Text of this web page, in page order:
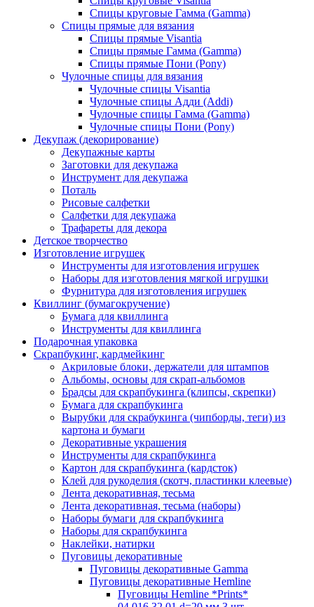
Спицы круговые Гамма (Gamma)
Спицы прямые для вязания
Спицы прямые Visantia
Спицы прямые Гамма (Gamma)
Спицы прямые Пони (Pony)
Чулочные спицы для вязания
Чулочные спицы Visantia
Чулочные спицы Адди (Addi)
Чулочные спицы Гамма (Gamma)
Чулочные спицы Пони (Pony)
Декупаж (декорирование)
Декупажные карты
Заготовки для декупажа
Инструмент для декупажа
Поталь
Рисовые салфетки
Салфетки для декупажа
Трафареты для декора
Детское творчество
Изготовление игрушек
Инструменты для изготовления игрушек
Наборы для изготовления мягкой игрушки
Фурнитура для изготовления игрушек
Квиллинг (бумагокручение)
Бумага для квиллинга
Инструменты для квиллинга
Подарочная упаковка
Скрапбукинг, кардмейкинг
Акриловые блоки, держатели для штампов
Альбомы, основы для скрап-альбомов
Брадсы для скрапбукинга (клипсы, скрепки)
Бумага для скрапбукинга
Вырубки для скрабукинга (чипборды, теги) из
картона и бумаги
Декоративные украшения
Инструменты для скрапбукинга
Картон для скрапбукинга (кардсток)
Клей для рукоделия (скотч, пластинки клеевые)
Лента декоративная, тесьма
Лента декоративная, тесьма (наборы)
Наборы бумаги для скрапбукинга
Наборы для скрапбукинга
Наклейки, натирки
Пуговицы декоративные
Пуговицы декоративные Gamma
Пуговицы декоративные Hemline
Пуговицы Hemline *Prints*